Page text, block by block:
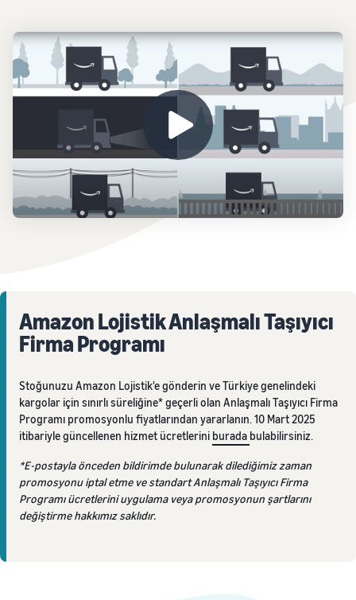
Amazon Lojistik Anlaşmalı Taşıyıcı
Firma Programı
Stoğunuzu Amazon Lojistik'e gönderin ve Türkiye genelindeki
kargolar için sınırlı süreliğine* geçerli olan Anlaşmalı Taşıyıcı Firma
Programı promosyonlu fiyatlarından yararlanın. 10 Mart 2025
itibariyle güncellenen hizmet ücretlerini burada bulabilirsiniz.
*E-postayla önceden bildirimde bulunarak dilediğimiz zaman
promosyonu iptal etme ve standart Anlaşmalı Taşıyıcı Firma
Programı ücretlerini uygulama veya promosyonun şartlarını
değiştirme hakkımız saklıdır.